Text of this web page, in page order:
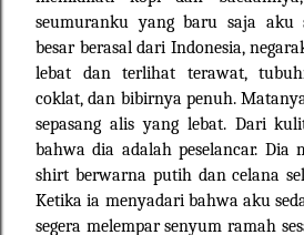
seumuranku yang baru saja aku
besar berasal dari Indonesia,
lebat dan terlihat terawat,
coklat, dan bibirnya penuh.
sepasang alis yang lebat. Dari
bahwa dia adalah peselancar. Dia
shirt berwarna putih dan celana
Ketika ia menyadari bahwa aku
segera melempar senyum ramah